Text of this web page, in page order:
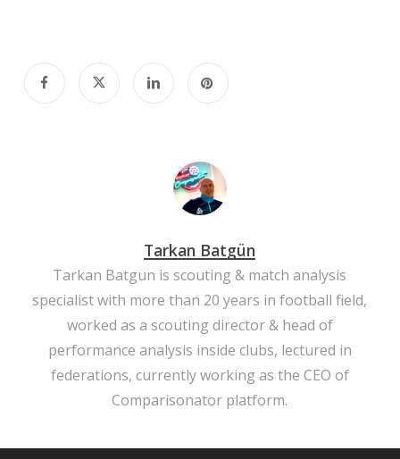
Tarkan Batgün
Tarkan Batgun is scouting & match analysis
specialist with more than 20 years in football field,
worked as a scouting director & head of
performance analysis inside clubs, lectured in
federations, currently working as the CEO of
Comparisonator platform.